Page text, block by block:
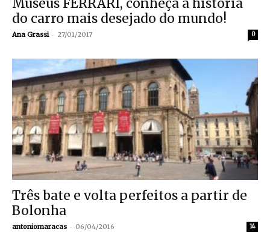
do carro mais desejado do mundo!
Ana Grassi - 27/01/2017 0
Três bate e volta perfeitos a partir de
Bolonha
antoniomaracas - 06/04/2016 14